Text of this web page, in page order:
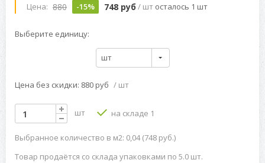
Цена: 880 -15% 748 руб / шт осталось 1 шт
Выберите единицу:
шт
Цена без скидки: 880 руб / шт
шт на складе 1
Выбранное количество в м2: 0,04 (748 руб.)
Товар продаётся со склада упаковками по 5.0 шт.